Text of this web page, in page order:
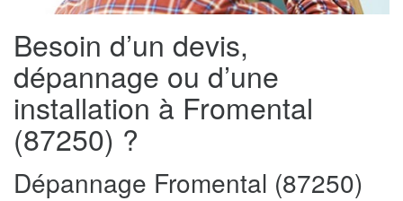
Besoin d’un devis,
dépannage ou d’une
installation à Fromental
(87250) ?
Dépannage Fromental (87250)